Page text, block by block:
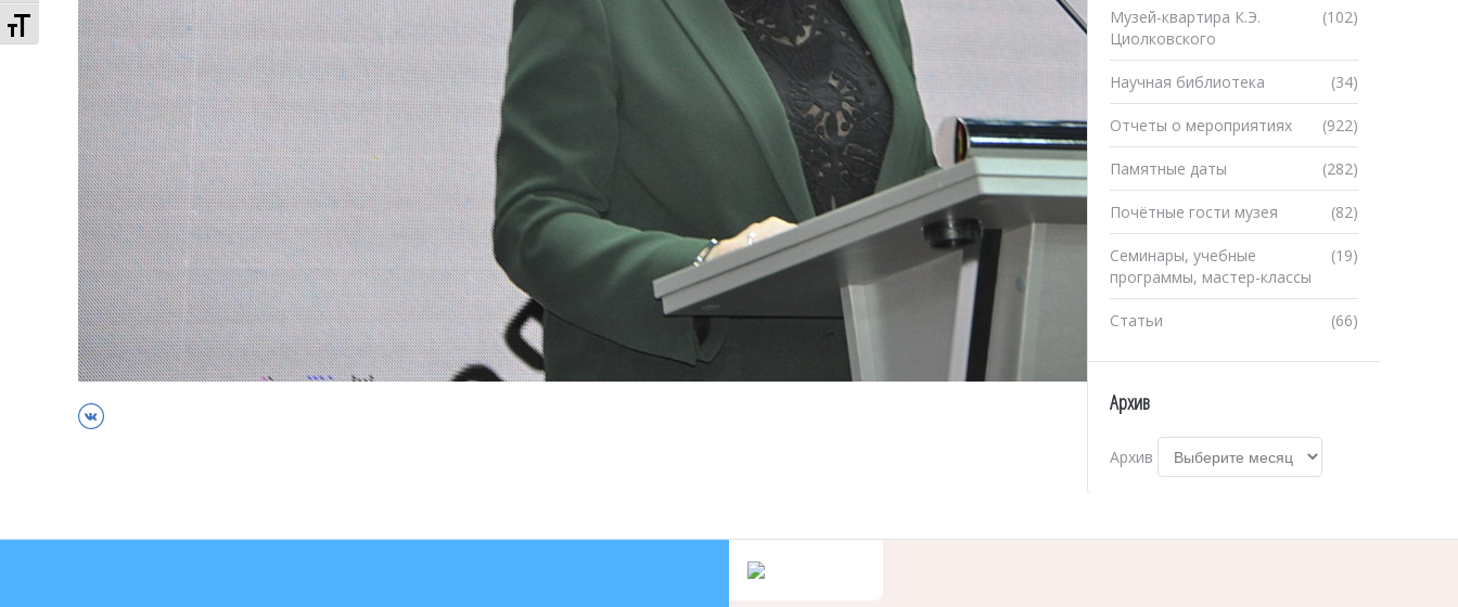
Увеличенный шрифт
ВКонтакте
(102)
Музей-квартира К.Э.
Циолковского
(34)
Научная библиотека
(922)
Отчеты о мероприятиях
(282)
Памятные даты
(82)
Почётные гости музея
(19)
Семинары, учебные
программы, мастер-классы
(66)
Статьи
Архив
Архив